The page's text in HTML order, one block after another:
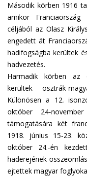
Második körben 1916
amikor Franciaország
céljából az Olasz
engedett át
hadifogságba kerültek
hadvezetés.
Harmadik körben az
kerültek osztrák-
Különösen a 12.
október 24-
támogatására két
1918. június 15-23.
október 24.-én
haderejének
ejtettek magyar